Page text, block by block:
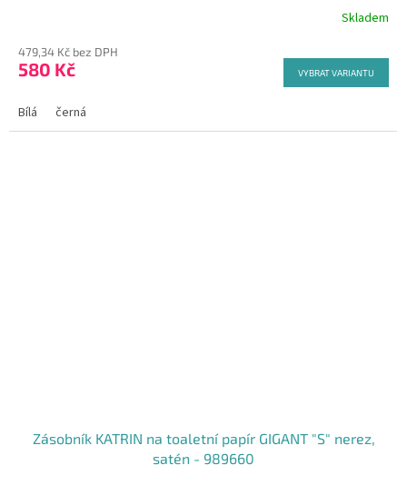
Skladem
479,34 Kč bez DPH
580 Kč VYBRAT VARIANTU
Bílá černá
Zásobník KATRIN na toaletní papír GIGANT "S" nerez,
satén - 989660